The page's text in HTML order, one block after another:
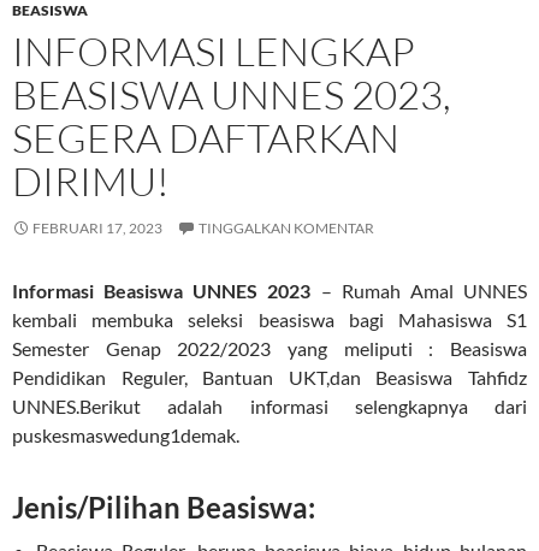
BEASISWA
INFORMASI LENGKAP
BEASISWA UNNES 2023,
SEGERA DAFTARKAN
DIRIMU!
FEBRUARI 17, 2023 TINGGALKAN KOMENTAR
Informasi Beasiswa UNNES 2023 – Rumah Amal UNNES
kembali membuka seleksi beasiswa bagi Mahasiswa S1
Semester Genap 2022/2023 yang meliputi : Beasiswa
Pendidikan Reguler, Bantuan UKT,dan Beasiswa Tahfidz
UNNES.Berikut adalah informasi selengkapnya dari
puskesmaswedung1demak.
Jenis/Pilihan Beasiswa: